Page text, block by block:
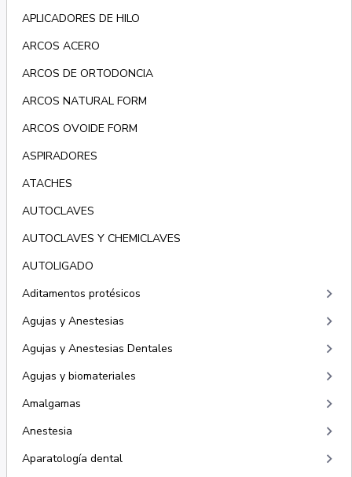
APLICADORES DE HILO
ARCOS ACERO
ARCOS DE ORTODONCIA
ARCOS NATURAL FORM
ARCOS OVOIDE FORM
ASPIRADORES
ATACHES
AUTOCLAVES
AUTOCLAVES Y CHEMICLAVES
AUTOLIGADO
Aditamentos protésicos
keyboard_arrow_right
Agujas y Anestesias keyboard_arrow_right
Agujas y Anestesias Dentales keyboard_arrow_right
Agujas y biomateriales keyboard_arrow_right
Amalgamas keyboard_arrow_right
Anestesia keyboard_arrow_right
Aparatología dental keyboard_arrow_right